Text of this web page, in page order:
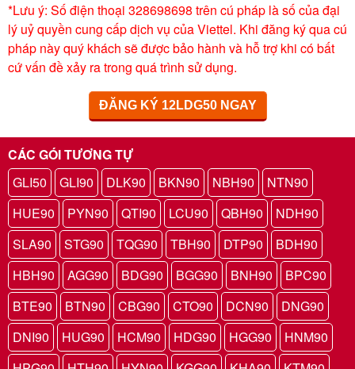
*Lưu ý: Số điện thoại 328698698 trên cú pháp là số của đại
lý uỷ quyền cung cấp dịch vụ của Viettel. Khi đăng ký qua cú
pháp này quý khách sẽ được bảo hành và hỗ trợ khi có bất
cứ vấn đề xảy ra trong quá trình sử dụng.
ĐĂNG KÝ 12LDG50 NGAY
CÁC GÓI TƯƠNG TỰ
GLI50
GLI90 DLK90 BKN90 NBH90
NTN90
HUE90
PYN90 QTI90 LCU90 QBH90
NDH90
SLA90
STG90 TQG90 TBH90 DTP90
BDH90
HBH90
AGG90 BDG90 BGG90 BNH90
BPC90
BTE90
BTN90 CBG90 CTO90 DCN90
DNG90
DNI90
HUG90 HCM90 HDG90 HGG90
HNM90